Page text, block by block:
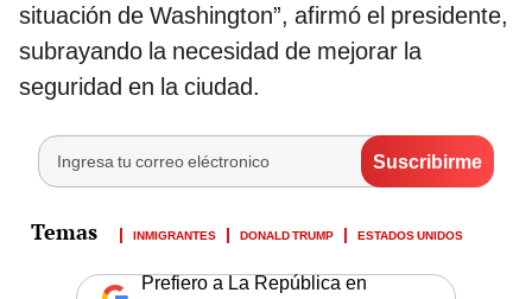
situación de Washington”, afirmó el presidente,
subrayando la necesidad de mejorar la
seguridad en la ciudad.
INMIGRANTES DONALD TRUMP ESTADOS UNIDOS
Prefiero a La República en